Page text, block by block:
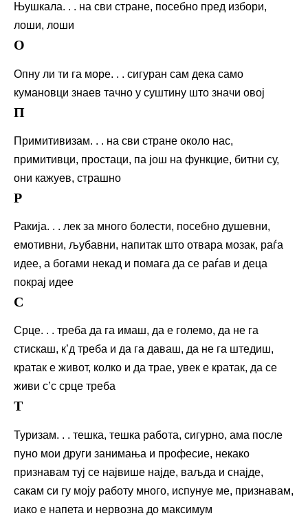
Њушкала. . . на сви стране, посебно пред избори,
лоши, лоши
О
Опну ли ти га море. . . сигуран сам дека само
кумановци знаев тачно у суштину што значи овој
П
Примитивизам. . . на сви стране около нас,
примитивци, простаци, па још на функцие, битни су,
они кажуев, страшно
Р
Ракија. . . лек за много болести, посебно душевни,
емотивни, љубавни, напитак што отвара мозак, раѓа
идее, а богами некад и помага да се раѓав и деца
покрај идее
С
Срце. . . треба да га имаш, да е големо, да не га
стискаш, к’д треба и да га даваш, да не га штедиш,
кратак е живот, колко и да трае, увек е кратак, да се
живи с’с срце треба
Т
Туризам. . . тешка, тешка работа, сигурно, ама после
пуно мои други занимања и професие, некако
признавам туј се највише најде, ваљда и снајде,
сакам си гу моју работу много, испунуе ме, признавам,
иако е напета и нервозна до максимум